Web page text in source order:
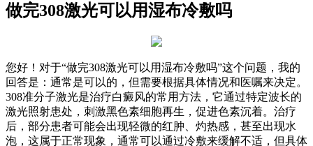
做完308激光可以用湿布冷敷吗
您好！对于“做完308激光可以用湿布冷敷吗”这个问题，我的
回答是：通常是可以的，但需要根据具体情况和医嘱来决定。
308准分子激光是治疗白癜风的常用方法，它通过特定波长的
激光照射患处，刺激黑色素细胞再生，促进色素沉着。治疗
后，部分患者可能会出现轻微的红肿、灼热感，甚至出现水
泡，这属于正常现象，通常可以通过冷敷来缓解不适，但具体